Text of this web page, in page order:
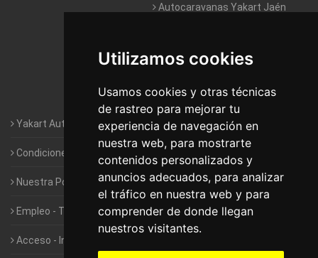
Utilizamos cookies
Usamos cookies y otras técnicas
de rastreo para mejorar tu
experiencia de navegación en
nuestra web, para mostrarte
contenidos personalizados y
anuncios adecuados, para analizar
el tráfico en nuestra web y para
comprender de donde llegan
nuestros visitantes.
Autocaravanas Yakart Jaén
Autocaravanas Yakart Valencia
Autocaravanas Yakart Vitoria
Yakart Autocaravanas · La empresa
Condiciones de Alquiler de Yakart
Nuestra Política de Privacidad
Empleo - Trabaja con nosotros
Acceso - Intranet de Franquiciados